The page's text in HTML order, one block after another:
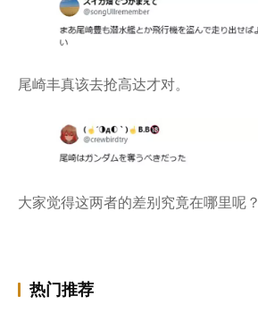
尾崎丰真该去抢高达才对。
大家觉得这两者的差别究竟在哪里呢？
热门推荐